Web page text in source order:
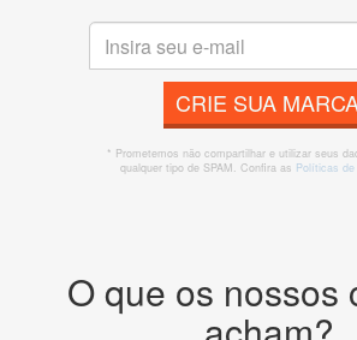
CRIE SUA
* Prometemos não compartilhar e utilizar seus
qualquer tipo de SPAM. Confira as Políticas
O que os nossos